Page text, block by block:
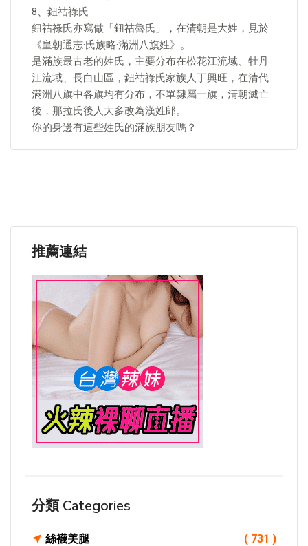
8、鈕祜祿氏
鈕祜祿氏亦寫做「鈕祜魯氏」，在清朝是大姓，見於
《皇朝通志·氏族略·滿洲八旗姓》。
是滿族最古老的姓氏，主要分布在松花江流域、牡丹
江流域、長白山區，鈕祜祿氏家族人丁興旺，在清代
滿洲八旗中各旗均有分布，不單隸屬一旗，清朝滅亡
後，那拉氏後人大多改為漢姓郎。
你的身邊有這些姓氏的滿族朋友嗎？
推薦連結
分類 Categories
絲襪美腿 ( 731 )